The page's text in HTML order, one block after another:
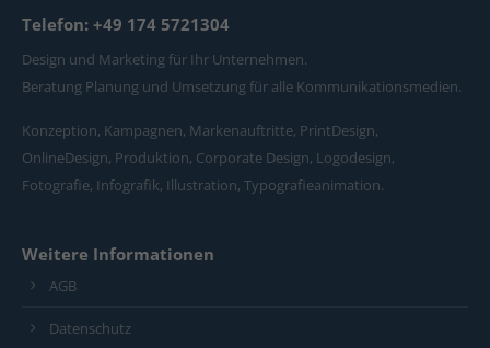
Telefon: +49 174 5721304
Design und Marketing für Ihr Unternehmen.
Beratung Planung und Umsetzung für alle Kommunikationsmedien.
Konzeption, Kampagnen, Markenauftritte, PrintDesign,
OnlineDesign, Produktion, Corporate Design, Logodesign,
Fotografie, Infografik, Illustration, Typografieanimation.
Weitere Informationen
AGB
Datenschutz